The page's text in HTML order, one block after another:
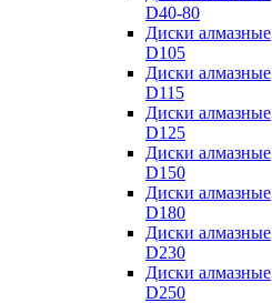
D40-80
Диски алмазные
D105
Диски алмазные
D115
Диски алмазные
D125
Диски алмазные
D150
Диски алмазные
D180
Диски алмазные
D230
Диски алмазные
D250